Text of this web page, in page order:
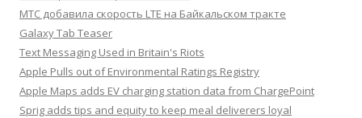
МТС добавила скорость LTE на Байкальском тракте
Galaxy Tab Teaser
Text Messaging Used in Britain's Riots
Apple Pulls out of Environmental Ratings Registry
Apple Maps adds EV charging station data from ChargePoint
Sprig adds tips and equity to keep meal deliverers loyal